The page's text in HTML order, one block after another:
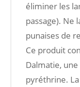
éliminer les
passage). Ne
punaises de
Ce produit
Dalmatie,
pyréthrine.